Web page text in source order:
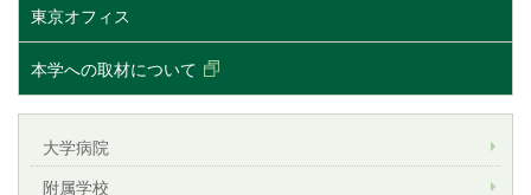
東京オフィス
本学への取材について
大学病院
附属学校